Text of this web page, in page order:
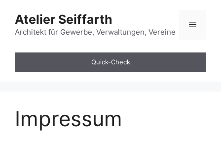
Inhalt
springen
Atelier Seiffarth
Architekt für Gewerbe, Verwaltungen, Vereine
Menü
Quick-Check
Impressum